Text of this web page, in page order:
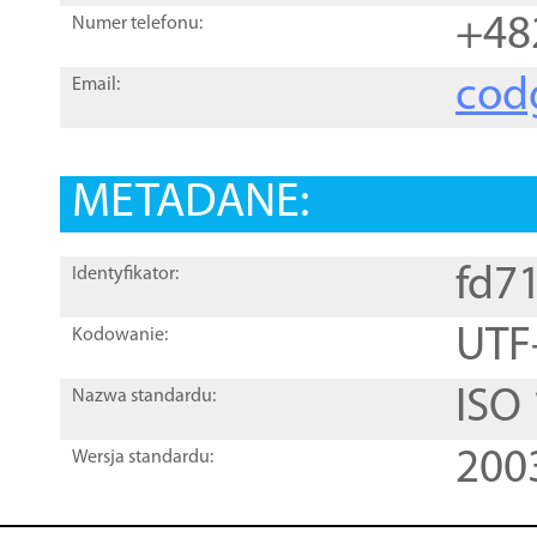
Numer telefonu:
Email:
METADANE:
Identyfikator:
Kodowanie:
Nazwa standardu:
Wersja standardu: